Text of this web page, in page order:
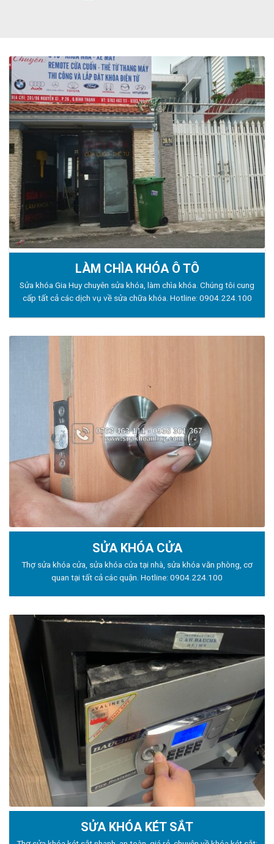
LÀM CHÌA KHÓA Ô TÔ
Sửa khóa Gia Huy chuyên sửa khóa, làm chìa khóa. Chúng tôi cung
cấp tất cả các dịch vụ về sửa chữa khóa. Hotline: 0904.224.100
SỬA KHÓA CỬA
Thợ sửa khóa cửa, sửa khóa cửa tại nhà, sửa khóa văn phòng, cơ
quan tại tất cả các quận. Hotline: 0904.224.100
SỬA KHÓA KÉT SẮT